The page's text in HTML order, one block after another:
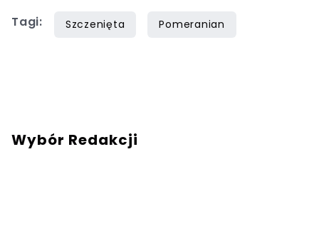
Tagi: Szczenięta Pomeranian
Wybór Redakcji